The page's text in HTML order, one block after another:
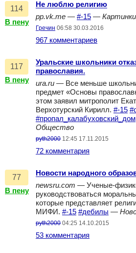
114
В пену
Не люблю религию
pp.vk.me — #-15 —
Гречин 06:58 30.03.2016
967 комментариев
117
В пену
Уральские школьники
православия.
ura.ru — Все меньше
предмет «Основы
этом заявил митрополит
Верхотурский Кирилл. #-15
#пропал_калабуховский_дом
Общество
pyth2000 12:45 17.11.2015
72 комментария
77
В пену
Новости народного
newsru.com — Ученые-
руководствоваться
которые представляет
МИФИ. #-15 #дебилы —
pyth2000 04:25 14.10.2015
53 комментария